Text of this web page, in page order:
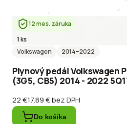
12 mes. záruka
1 ks
Volkswagen
2014–2022
Plynový pedál Volkswagen
(3G5, CB5) 2014 - 2022
22 €17.89 €bez DPH
Do košíka